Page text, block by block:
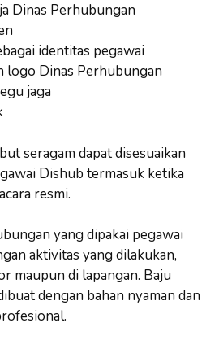
Dinas Perhubungan
identitas pegawai
logo Dinas Perhubungan
jaga
seragam dapat disesuaikan
Dishub termasuk ketika
resmi.
yang dipakai pegawai
aktivitas yang dilakukan,
maupun di lapangan. Baju
dengan bahan nyaman dan